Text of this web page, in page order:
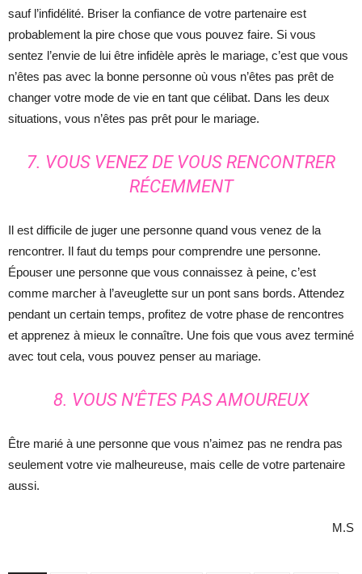
sauf l’infidélité. Briser la confiance de votre partenaire est
probablement la pire chose que vous pouvez faire. Si vous
sentez l’envie de lui être infidèle après le mariage, c’est que vous
n’êtes pas avec la bonne personne où vous n’êtes pas prêt de
changer votre mode de vie en tant que célibat. Dans les deux
situations, vous n’êtes pas prêt pour le mariage.
7. VOUS VENEZ DE VOUS RENCONTRER
RÉCEMMENT
Il est difficile de juger une personne quand vous venez de la
rencontrer. Il faut du temps pour comprendre une personne.
Épouser une personne que vous connaissez à peine, c’est
comme marcher à l’aveuglette sur un pont sans bords. Attendez
pendant un certain temps, profitez de votre phase de rencontres
et apprenez à mieux le connaître. Une fois que vous avez terminé
avec tout cela, vous pouvez penser au mariage.
8. VOUS N’ÊTES PAS AMOUREUX
Être marié à une personne que vous n’aimez pas ne rendra pas
seulement votre vie malheureuse, mais celle de votre partenaire
aussi.
M.S